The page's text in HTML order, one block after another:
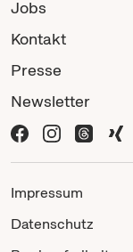
Jobs
Kontakt
Presse
Newsletter
Impressum
Datenschutz